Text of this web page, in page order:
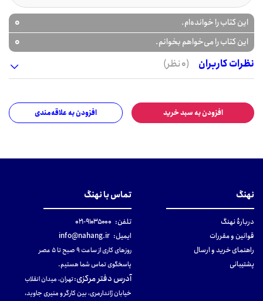
این کتاب را خوانده‌ام. 0
این کتاب را می‌خواهم بخوانم.
0
نظرات کاربران
(0 نظر)
افزودن به سبد خرید افزودن به علاقه‌مندی
نهنگ
دربارهٔ نهنگ
قوانین و مقررات
راهنمای خرید و ارسال
پشتیبانی
تماس با نهنگ
تلفن: ۹۱۰۳۵۰۰۰-۰۲۱
ایمیل: info@nahang.ir
روزهای کاری از ساعت ۹ صبح تا ۵ عصر
پاسخگوی تماس شما هستیم.
آدرس دفتر مرکزی:تهران، میدان انقلاب
خیابان ژاندارمری، بین کارگر و منیری جاوید،